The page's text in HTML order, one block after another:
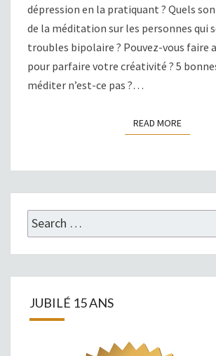
dépression en la pratiquant ? Quels
de la méditation sur les personnes qui
troubles bipolaire ? Pouvez-vous faire
pour parfaire votre créativité ? 5
méditer n’est-ce pas ?…
READ MOREREAD
Search
for:
JUBILÉ 15 ANS